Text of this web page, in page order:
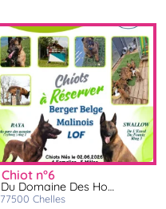
chiot n°6
Du Domaine Des Hoyas
77500 chelles